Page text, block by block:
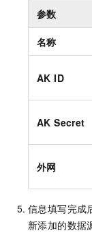
参数
名称
AK ID
AK Secret
外网
信息填写完成
新添加的数据